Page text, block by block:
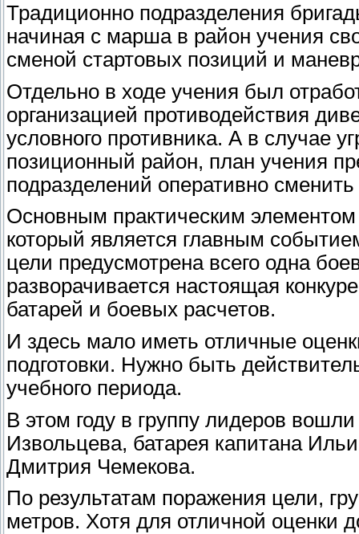
Традиционно подразделения
начиная с марша в район учения
сменой стартовых позиций и
Отдельно в ходе учения был
организацией противодействия
условного противника. А в случае
позиционный район, план учения
подразделений оперативно
Основным практическим
который является главным
цели предусмотрена всего одна
разворачивается настоящая
батарей и боевых расчетов.
И здесь мало иметь отличные
подготовки. Нужно быть
учебного периода.
В этом году в группу лидеров
Извольцева, батарея капитана
Дмитрия Чемекова.
По результатам поражения цели,
метров. Хотя для отличной оценки